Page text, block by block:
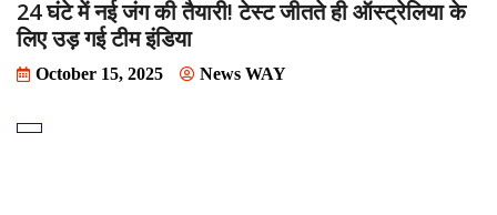
24 घंटे में नई जंग की तैयारी! टेस्ट जीतते ही ऑस्ट्रेलिया के
लिए उड़ गई टीम इंडिया
October 15, 2025 News WAY